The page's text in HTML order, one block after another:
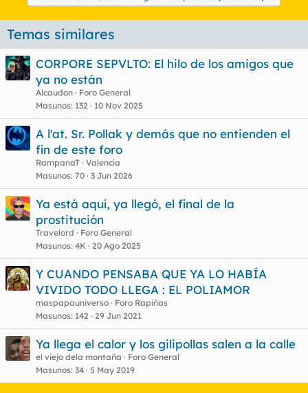
Temas similares
CORPORE SEPVLTO: El hilo de los amigos que
ya no están
Alcaudon
Foro General
Masunos 132 10 Nov 2025
A l'at. Sr. Pollak y demás que no entienden el
fin de este foro
RampanaT Valencia
Masunos 70 3 Jun 2026
Ya está aquí, ya llegó, el final de la
prostitución
Travelord
Foro General
Masunos 4K 20 Ago 2025
Y CUANDO PENSABA QUE YA LO HABÍA
VIVIDO TODO LLEGA : EL POLIAMOR
maspapauniverso
Foro Rapiñas
Masunos 142 29 Jun 2021
Ya llega el calor y los gilipollas salen a la calle
el viejo dela montaña
Foro General
Masunos 34 5 May 2019